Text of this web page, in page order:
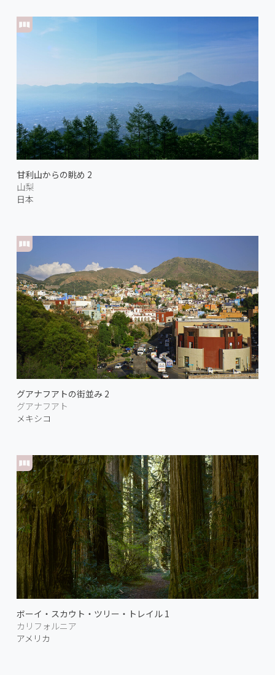
甘利山からの眺め 2
山梨
日本
グアナフアトの街並み 2
グアナフアト
メキシコ
ボーイ・スカウト・ツリー・トレイル 1
カリフォルニア
アメリカ